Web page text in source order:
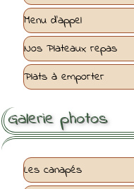
Menu d'appel
Nos Plateaux repas
Plats à emporter
Galerie photos
Les canapés